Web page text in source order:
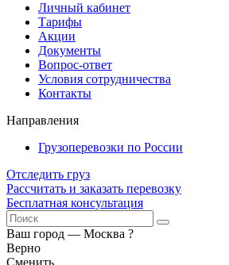
Личный кабинет
Тарифы
Акции
Документы
Вопрос-ответ
Условия сотрудничества
Контакты
Направления
Грузоперевозки по России
Отследить груз
Рассчитать и заказать перевозку
Бесплатная консультация
Ваш город — Москва ?
Верно
Сменить